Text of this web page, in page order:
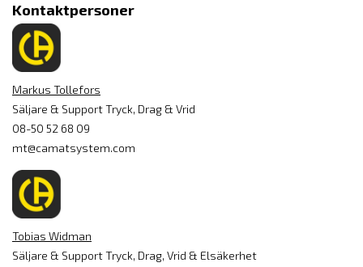
Kontaktpersoner
Markus Tollefors
Säljare & Support Tryck, Drag & Vrid
08-50 52 68 09
mt@camatsystem.com
Tobias Widman
Säljare & Support Tryck, Drag, Vrid & Elsäkerhet